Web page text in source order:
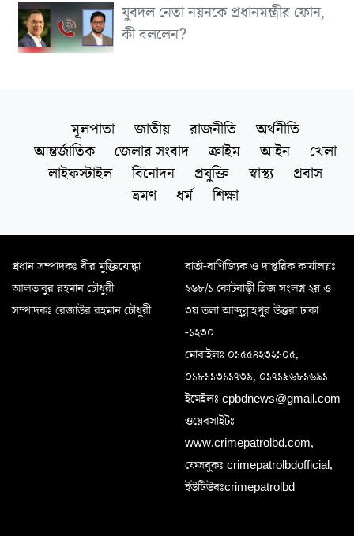
যুবদল নেতা নয়নকে প্রধানমন্ত্রীর ফোন,
কী বললেন?
মূলপাতা জাতীয় রাজনীতি
অর্থনীতি
আন্তর্জাতিক
জেলার সংবাদ ক্রাইম আইন
খেলা
লাইফস্টাইল
বিনোদন প্রযুক্তি স্বাস্থ্য
প্রবাস
ভ্রমণ
ধর্ম শিক্ষা
প্রধান সম্পাদকঃ বীর মুক্তিযোদ্ধা
আলতাবুর রহমান চৌধুরী
সম্পাদকঃ রেজাউর রহমান চৌধুরী
বার্তা-বাণিজ্যিক ও দাপ্তরিক কার্যালয়ঃ
২৬৮/১ কোটবাড়ী ব্রিজ সংলগ্ন ২য় ও
৩য় তলা আব্দুল্লাহপুর উত্তরা ঢাকা
-১২৩০
মোবাইলঃ ০১৫৫৪২৩২১০৫,
০১৮১১৩১১৭৩৯, ০১৭১৯৬৮১৬৯১
ইমেইলঃ cpbdnews@gmail.com
ওয়েবসাইটঃ
www.crimepatrolbd.com,
ফেসবুকঃ crimepatrolbdofficial,
ইউটিউবঃcrimepatrolbd